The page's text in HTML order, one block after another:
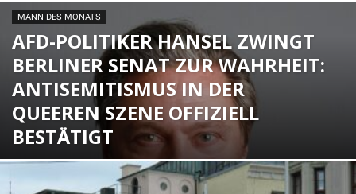
MANN DES MONATS
AFD-POLITIKER HANSEL ZWINGT
BERLINER SENAT ZUR WAHRHEIT:
ANTISEMITISMUS IN DER
QUEEREN SZENE OFFIZIELL
BESTÄTIGT